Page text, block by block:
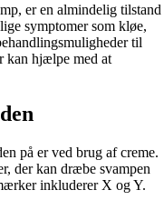
er en almindelig tilstand
symptomer som kløe,
til
kan hjælpe med at
på er ved brug af creme.
der kan dræbe svampen
inkluderer X og Y.